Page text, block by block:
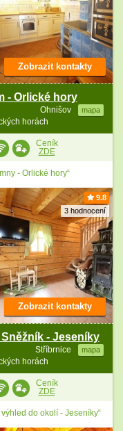
- Orlické hory
Ohnišov mapa
horách
Zobrazit kontakty
Ceník
ZDE
- Orlické hory“
9.8
3 hodnocení
- Jeseníky
Stříbrnice mapa
horách
Zobrazit kontakty
Ceník
ZDE
do okolí - Jeseníky“